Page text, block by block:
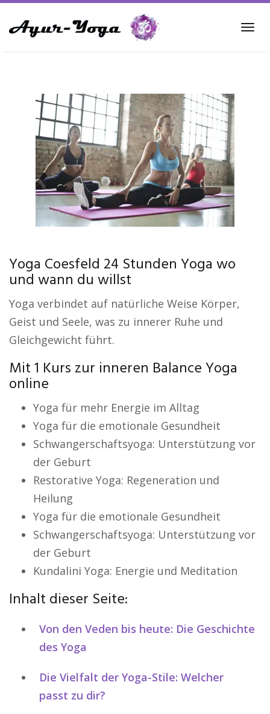
to
Yoga Coesfeld 24 Stunden Yoga wo
und wann du willst
Yoga verbindet auf natürliche Weise Körper,
Geist und Seele, was zu innerer Ruhe und
Gleichgewicht führt.
Mit 1 Kurs zur inneren Balance Yoga
online
Yoga für mehr Energie im Alltag
Yoga für die emotionale Gesundheit
Schwangerschaftsyoga: Unterstützung vor
der Geburt
Restorative Yoga: Regeneration und
Heilung
Yoga für die emotionale Gesundheit
Schwangerschaftsyoga: Unterstützung vor
der Geburt
Kundalini Yoga: Energie und Meditation
Inhalt dieser Seite:
Von den Veden bis heute: Die Geschichte
des Yoga
Die Vielfalt der Yoga-Stile: Welcher
passt zu dir?